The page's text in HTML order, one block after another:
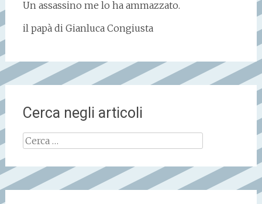
Un assassino me lo ha ammazzato.
il papà di Gianluca Congiusta
Cerca negli articoli
Ricerca